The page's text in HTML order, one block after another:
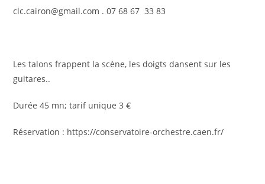
clc.cairon@gmail.com . 07 68 67 33 83
Les talons frappent la scène, les doigts dansent sur les
guitares..
Durée 45 mn; tarif unique 3 €
Réservation : https://conservatoire-orchestre.caen.fr/